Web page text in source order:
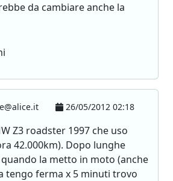
da cambiare anche la
26/05/2012 02:18
Z3 roadster 1997 che uso
42.000km). Dopo lunghe
quando la metto in moto (anche
tengo ferma x 5 minuti trovo